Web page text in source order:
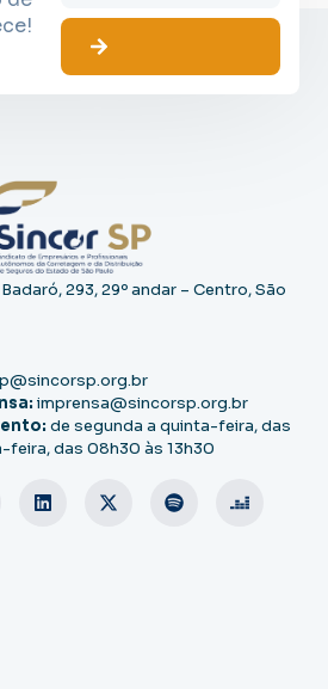
293, 29º andar – Centro, São
imprensa@sincorsp.org.br
de segunda a quinta-feira, das
feira, das 08h30 às 13h30